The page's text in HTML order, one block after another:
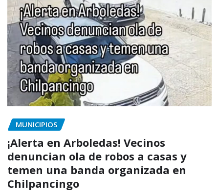
MUNICIPIOS
¡Alerta en Arboledas! Vecinos
denuncian ola de robos a casas y
temen una banda organizada en
Chilpancingo